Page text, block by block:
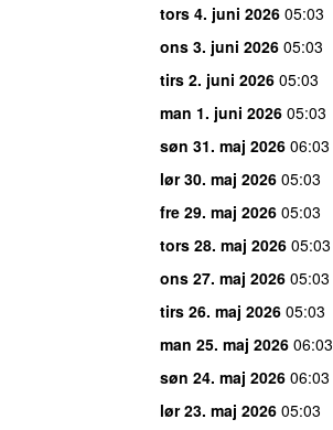
tors 4. juni 2026 05:03
ons 3. juni 2026 05:03
tirs 2. juni 2026 05:03
man 1. juni 2026 05:03
søn 31. maj 2026 06:03
lør 30. maj 2026 05:03
fre 29. maj 2026 05:03
tors 28. maj 2026 05:03
ons 27. maj 2026 05:03
tirs 26. maj 2026 05:03
man 25. maj 2026 06:03
søn 24. maj 2026 06:03
lør 23. maj 2026 05:03